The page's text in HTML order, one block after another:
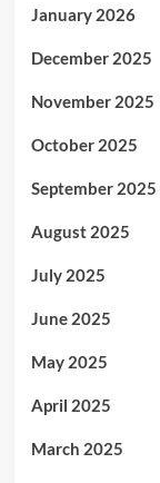
January 2026
December 2025
November 2025
October 2025
September 2025
August 2025
July 2025
June 2025
May 2025
April 2025
March 2025